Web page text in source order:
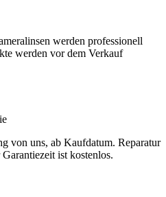
werden professionell
werden vor dem Verkauf
von uns, ab Kaufdatum. Reparatur
ist kostenlos.